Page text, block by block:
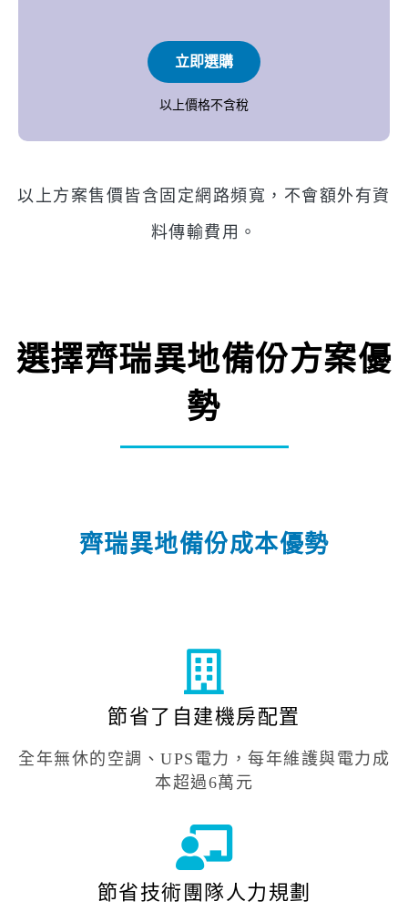
立即選購
以上價格不含稅
以上方案售價皆含固定網路頻寬，不會額外有資
料傳輸費用。
選擇齊瑞異地備份方案優
勢
齊瑞異地備份成本優勢
節省了自建機房配置
全年無休的空調、UPS電力，每年維護與電力成
本超過6萬元
節省技術團隊人力規劃